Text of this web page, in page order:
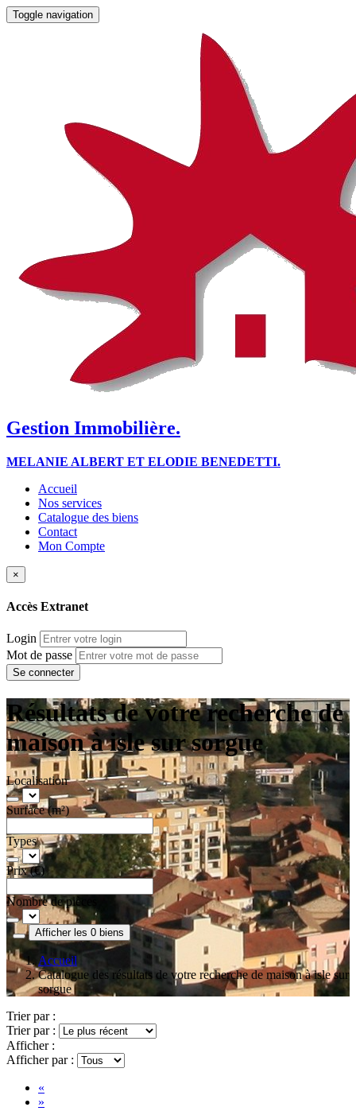
Toggle navigation
Gestion Immobilière.
MELANIE ALBERT ET ELODIE BENEDETTI.
Accueil
Nos services
Catalogue des biens
Contact
Mon Compte
×
Accès Extranet
Login
Mot de passe
Résultats de votre recherche de
maison à isle sur sorgue
Localisation
Surface (m²)
Types
Prix (€)
Nombre de pièces
Afficher les 0 biens
Accueil
Catalogue des résultats de votre recherche de maison à isle sur
sorgue
Trier par :
Trier par :
Afficher :
Afficher par :
«
»